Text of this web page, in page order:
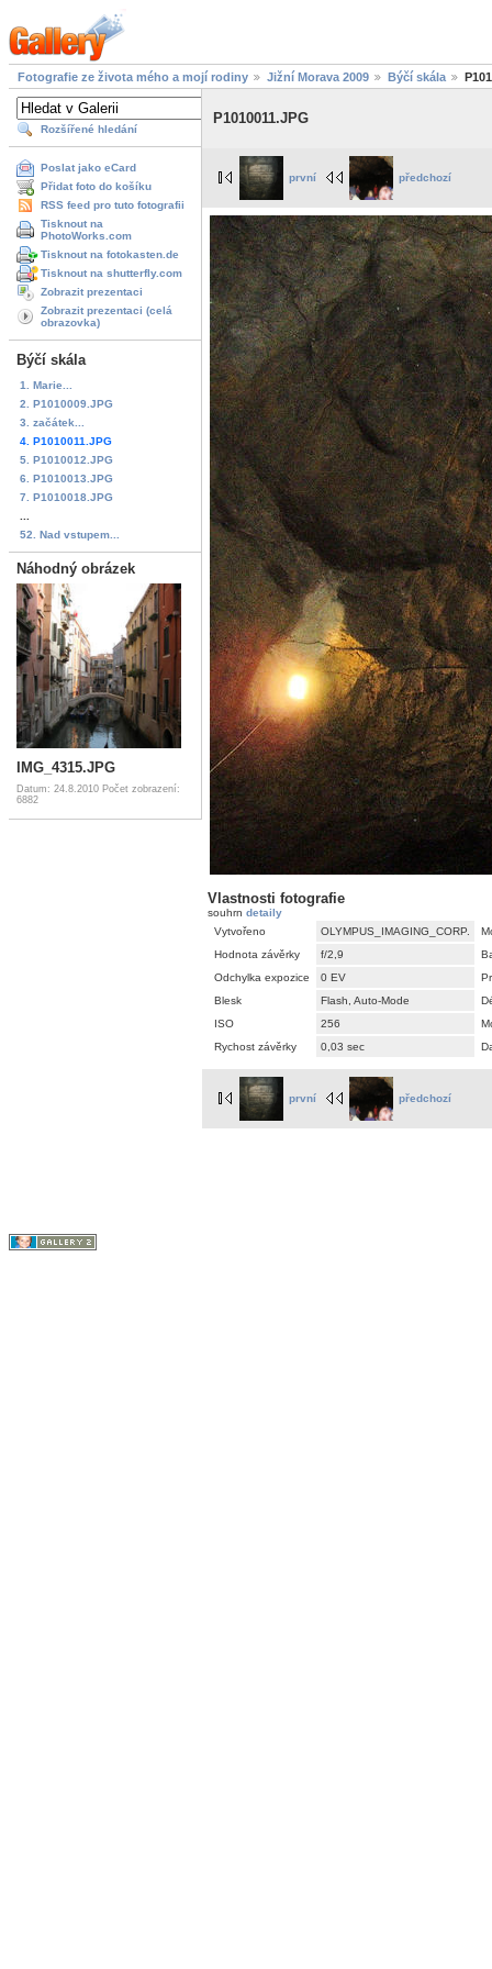
Fotografie ze života mého a mojí rodiny Jižní Morava 2009 Býčí skála
Rozšířené hledání
Poslat jako eCard
Přidat foto do košíku
RSS feed pro tuto fotografii
Tisknout na
PhotoWorks.com
Tisknout na fotokasten.de
Tisknout na shutterfly.com
Zobrazit prezentaci
Zobrazit prezentaci (celá
obrazovka)
Býčí skála
1. Marie...
2. P1010009.JPG
3. začátek...
4. P1010011.JPG
5. P1010012.JPG
6. P1010013.JPG
7. P1010018.JPG
52. Nad vstupem...
Náhodný obrázek
IMG_4315.JPG
Datum: 24.8.2010 Počet zobrazení:
6882
P1010011.JPG
první předchozí
Vlastnosti fotografie
souhrn detaily
Vytvořeno
OLYMPUS_IMAGING_CORP.
Hodnota závěrky
f/2,9
Odchylka expozice
0 EV
Blesk
Flash, Auto-Mode
ISO
256
Rychost závěrky
0,03 sec
první předchozí